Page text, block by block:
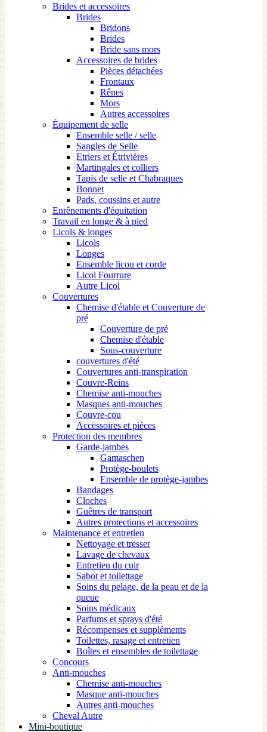
Brides et accessoires
Brides
Bridons
Brides
Bride sans mors
Accessoires de brides
Pièces détachées
Frontaux
Rênes
Mors
Autres accessoires
Équipement de selle
Ensemble selle / selle
Sangles de Selle
Etriers et Étrivières
Martingales et colliers
Tapis de selle et Chabraques
Bonnet
Pads, coussins et autre
Enrênements d'équitation
Travail en longe & à pied
Licols & longes
Licols
Longes
Ensemble licou et corde
Licol Fourrure
Autre Licol
Couvertures
Chemise d'étable et Couverture de
pré
Couverture de pré
Chemise d'étable
Sous-couverture
couvertures d'été
Couvertures anti-transpiration
Couvre-Reins
Chemise anti-mouches
Masques anti-mouches
Couvre-cou
Accessoires et pièces
Protection des membres
Garde-jambes
Gamaschen
Protège-boulets
Ensemble de protège-jambes
Bandages
Cloches
Guêtres de transport
Autres protections et accessoires
Maintenance et entretien
Nettoyage et tresser
Lavage de chevaux
Entretien du cuir
Sabot et toilettage
Soins du pelage, de la peau et de la
queue
Soins médicaux
Parfums et sprays d'été
Récompenses et suppléments
Toilettes, rasage et entretien
Boîtes et ensembles de toilettage
Concours
Anti-mouches
Chemise anti-mouches
Masque anti-mouches
Autres anti-mouches
Cheval Autre
Mini-boutique